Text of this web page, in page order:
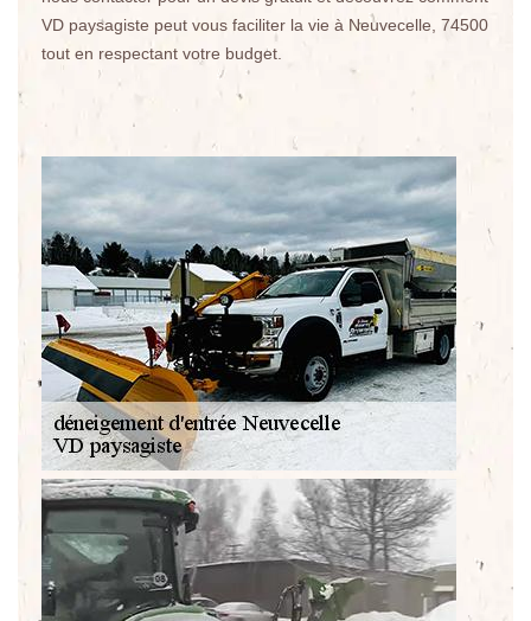
VD paysagiste peut vous faciliter la vie à Neuvecelle, 74500
tout en respectant votre budget.